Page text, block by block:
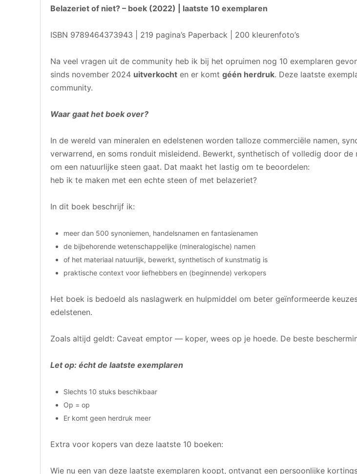
Belazeriet of niet? – boek (2022) | laatste 10 exemplaren
ISBN 9789464373943 | 219 pagina’s Paperback | 200 kleurenfoto’s
Na veel vragen uit de community heb ik bij het opruimen nog 10 exemplaren
sinds november 2024 uitverkocht en er komt géén herdruk. Deze laatste
community.
Waar gaat het boek over?
In de wereld van mineralen en edelstenen worden talloze commerciële namen,
verwarrend, en soms ronduit misleidend. Bewerkt, synthetisch of volledig door
om een natuurlijke steen gaat. Dat maakt het lastig om te beoordelen:
heb ik te maken met een echte steen of met belazeriet?
In dit boek beschrijf ik:
meer dan 500 synoniemen, handelsnamen en fantasienamen
de bijbehorende wetenschappelijke (mineralogische) namen
of het materiaal natuurlijk, bewerkt, synthetisch of kunstmatig is
praktische context voor liefhebbers en (beginnende) verkopers
Het boek is bedoeld als naslagwerk en hulpmiddel om beter geïnformeerde
edelstenen.
Zoals altijd geldt: Caveat emptor — koper, wees op je hoede. De beste
Let op: écht de laatste exemplaren
Slechts 10 stuks beschikbaar
Op = op
Er komt geen herdruk meer
Extra voor kopers van deze laatste 10 boeken:
Wie nu een van deze laatste exemplaren koopt, ontvangt een persoonlijke